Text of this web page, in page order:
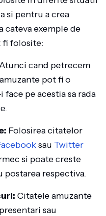
si pentru a crea
cateva exemple de
fi folosite:
cand petrecem
pot fi o
pe acestia sa rada
Folosirea citatelor
sau Twitter
si poate creste
respectiva.
Citatele amuzante
sau